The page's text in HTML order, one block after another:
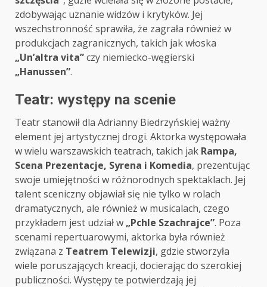
zdobywając uznanie widzów i krytyków. Jej
wszechstronność sprawiła, że zagrała również w
produkcjach zagranicznych, takich jak włoska
„Un’altra vita”czy niemiecko-węgierski
„Hanussen”.
Teatr: występy na scenie
Teatr stanowił dla Adrianny Biedrzyńskiej ważny
element jej artystycznej drogi. Aktorka występowała
w wielu warszawskich teatrach, takich jak Rampa,
Scena Prezentacje, Syrena i Komedia, prezentując
swoje umiejętności w różnorodnych spektaklach. Jej
talent sceniczny objawiał się nie tylko w rolach
dramatycznych, ale również w musicalach, czego
przykładem jest udział w „Pchle Szachrajce”. Poza
scenami repertuarowymi, aktorka była również
związana z Teatrem Telewizji, gdzie stworzyła
wiele poruszających kreacji, docierając do szerokiej
publiczności. Występy te potwierdzają jej